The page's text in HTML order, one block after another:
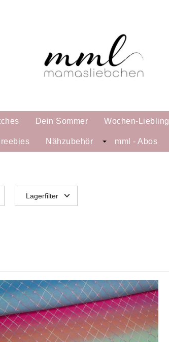
Dein Sommer Wochen-Liebling
Nähzubehör mml - Abos
Lagerfilter